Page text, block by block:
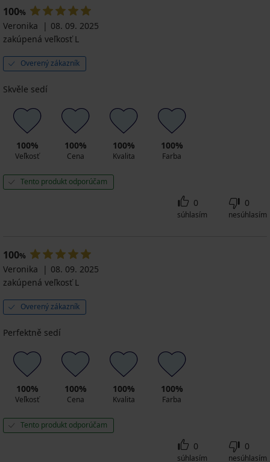
100%
Veronika
08. 09. 2025
zakúpená veľkosť L
Overený zákazník
Skvěle sedí
100%
Veľkosť
100%
Cena
100%
Kvalita
100%
Farba
Tento produkt odporúčam
0
súhlasím
0
nesúhlasím
100%
Veronika
08. 09. 2025
zakúpená veľkosť L
Overený zákazník
Perfektně sedí
100%
Veľkosť
100%
Cena
100%
Kvalita
100%
Farba
Tento produkt odporúčam
0
súhlasím
0
nesúhlasím